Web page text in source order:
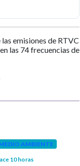
emisiones de RTVC
las 74 frecuencias de
AMBIENTE
10 horas